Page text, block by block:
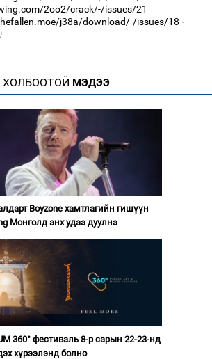
2oo2/crack/-/issues/21
j38a/download/-/issues/18
ХОЛБООТОЙ МЭДЭЭ
Boyzone хамтлагийн гишүүн
Монголд анх удаа дуулна
360° фестиваль 8-р сарын 22-23-нд
хүрээлэнд болно